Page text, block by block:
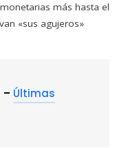
más hasta el
«sus agujeros»
– Últimas